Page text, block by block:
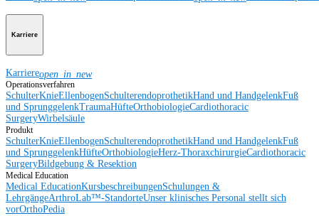
Karriere
Karriereopen_in_new
Operationsverfahren
SchulterKnieEllenbogenSchulterendoprothetikHand und HandgelenkFuß
und SprunggelenkTraumaHüfteOrthobiologieCardiothoracic
SurgeryWirbelsäule
Produkt
SchulterKnieEllenbogenSchulterendoprothetikHand und HandgelenkFuß
und SprunggelenkHüfteOrthobiologieHerz-ThoraxchirurgieCardiothoracic
SurgeryBildgebung & Resektion
Medical Education
Medical EducationKursbeschreibungenSchulungen &
LehrgängeArthroLab™-StandorteUnser klinisches Personal stellt sich
vorOrthoPedia